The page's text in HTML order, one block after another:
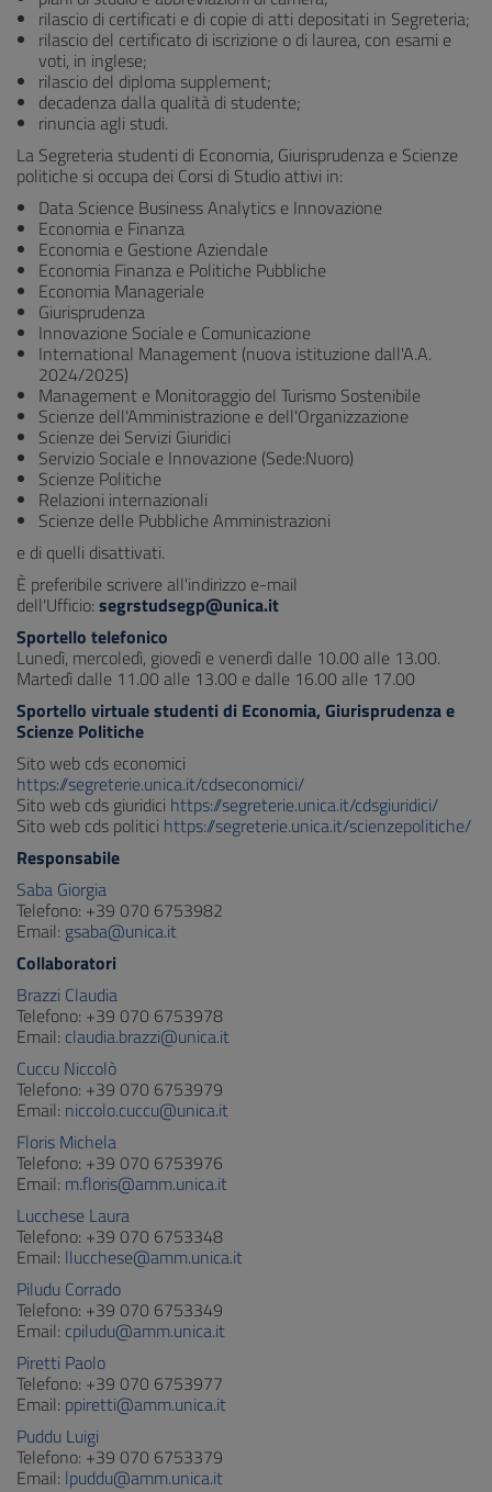
rilascio di certificati e di copie di atti depositati in Segreteria;
rilascio del certificato di iscrizione o di laurea, con esami e
voti, in inglese;
rilascio del diploma supplement;
decadenza dalla qualità di studente;
rinuncia agli studi.
La Segreteria studenti di Economia, Giurisprudenza e Scienze
politiche si occupa dei Corsi di Studio attivi in:
Data Science Business Analytics e Innovazione
Economia e Finanza
Economia e Gestione Aziendale
Economia Finanza e Politiche Pubbliche
Economia Manageriale
Giurisprudenza
Innovazione Sociale e Comunicazione
International Management (nuova istituzione dall'A.A.
2024/2025)
Management e Monitoraggio del Turismo Sostenibile
Scienze dell'Amministrazione e dell'Organizzazione
Scienze dei Servizi Giuridici
Servizio Sociale e Innovazione (Sede:Nuoro)
Scienze Politiche
Relazioni internazionali
Scienze delle Pubbliche Amministrazioni
e di quelli disattivati.
È preferibile scrivere all'indirizzo e-mail
dell'Ufficio: segrstudsegp@unica.it
Sportello telefonico
Lunedì, mercoledì, giovedì e venerdì dalle 10.00 alle 13.00.
Martedì dalle 11.00 alle 13.00 e dalle 16.00 alle 17.00
Sportello virtuale studenti di Economia, Giurisprudenza e
Scienze Politiche
Sito web cds economici
https://segreterie.unica.it/cdseconomici/
Sito web cds giuridici https://segreterie.unica.it/cdsgiuridici/
Sito web cds politici https://segreterie.unica.it/scienzepolitiche/
Responsabile
Saba Giorgia
Telefono: +39 070 6753982
Email: gsaba@unica.it
Collaboratori
Brazzi Claudia
Telefono: +39 070 6753978
Email: claudia.brazzi@unica.it
Cuccu Niccolò
Telefono: +39 070 6753979
Email: niccolo.cuccu@unica.it
Floris Michela
Telefono: +39 070 6753976
Email: m.floris@amm.unica.it
Lucchese Laura
Telefono: +39 070 6753348
Email: llucchese@amm.unica.it
Piludu Corrado
Telefono: +39 070 6753349
Email: cpiludu@amm.unica.it
Piretti Paolo
Telefono: +39 070 6753977
Email: ppiretti@amm.unica.it
Puddu Luigi
Telefono: +39 070 6753379
Email: lpuddu@amm.unica.it